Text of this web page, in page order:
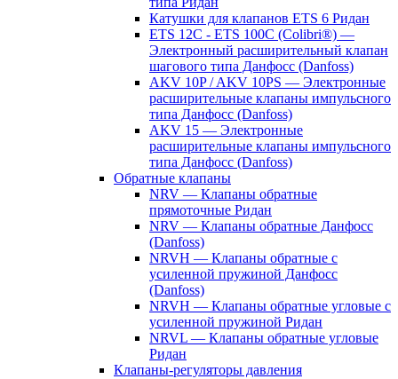
Катушки для клапанов ETS 6 Ридан
ETS 12C - ETS 100C (Colibri®) —
Электронный расширительный клапан
шагового типа Данфосс (Danfoss)
AKV 10P / AKV 10PS — Электронные
расширительные клапаны импульсного
типа Данфосс (Danfoss)
AKV 15 — Электронные
расширительные клапаны импульсного
типа Данфосс (Danfoss)
Обратные клапаны
NRV — Клапаны обратные
прямоточные Ридан
NRV — Клапаны обратные Данфосс
(Danfoss)
NRVH — Клапаны обратные с
усиленной пружиной Данфосс
(Danfoss)
NRVH — Клапаны обратные угловые с
усиленной пружиной Ридан
NRVL — Клапаны обратные угловые
Ридан
Клапаны-регуляторы давления